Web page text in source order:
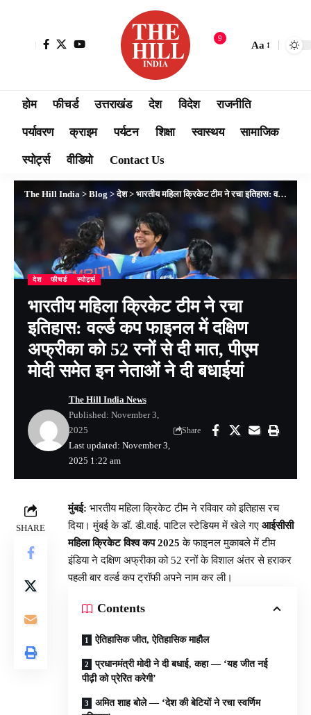
9
Aa
होम फीचर्ड उत्तराखंड देश विदेश राजनीति
पर्यावरण क्राइम पर्यटन शिक्षा स्वास्थय सामाजिक
स्पोर्ट्स वीडियो Contact Us
The Hill India > Blog >देश> भारतीय महिला क्रिकेट टीम ने रचा इतिहास: वर्ल्ड कप फाइनल में दक्षिण अफ्रीका को 52 रनों से दी मात, पीएम मोदी समेत इन नेताओं ने दी बधाईयां
देश फीचर्ड स्पोर्ट्स
भारतीय महिला क्रिकेट टीम ने रचा
इतिहास: वर्ल्ड कप फाइनल में दक्षिण
अफ्रीका को 52 रनों से दी मात, पीएम
मोदी समेत इन नेताओं ने दी बधाईयां
Last updated: November 3,
2025 1:22 am
The Hill India News
Published: November 3,
2025
Share
SHARE
मुंबई: भारतीय महिला क्रिकेट टीम ने रविवार को इतिहास रच
दिया। मुंबई के डॉ. डी.वाई. पाटिल स्टेडियम में खेले गए आईसीसी
महिला क्रिकेट विश्व कप 2025 के फाइनल मुकाबले में टीम
इंडिया ने दक्षिण अफ्रीका को 52 रनों के विशाल अंतर से हराकर
पहली बार वर्ल्ड कप ट्रॉफी अपने नाम कर ली।
Contents
ऐतिहासिक जीत, ऐतिहासिक माहौल
प्रधानमंत्री मोदी ने दी बधाई, कहा — ‘यह जीत नई
पीढ़ी को प्रेरित करेगी’
अमित शाह बोले — ‘देश की बेटियों ने रचा स्वर्णिम